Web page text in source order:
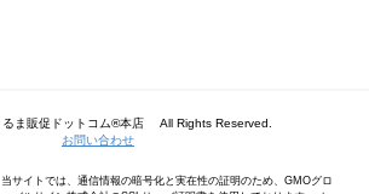
ま販促ドットコム®本店 All Rights Reserved.
お問い合わせ
当サイトでは、通信情報の暗号化と実在性の証明のため、GMOグロ